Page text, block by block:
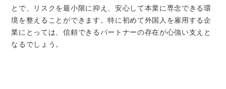
とで、リスクを最小限に抑え、安心して本業に専念できる環
境を整えることができます。特に初めて外国人を雇用する企
業にとっては、信頼できるパートナーの存在が心強い支えと
なるでしょう。